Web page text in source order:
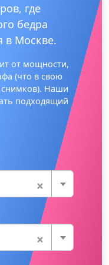
где
бедра
в Москве.
от мощности,
(что в свою
снимков). Наши
подходящий
×
×